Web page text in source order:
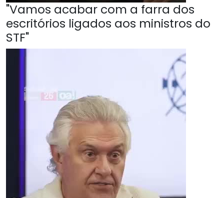
"Vamos acabar com a farra dos
escritórios ligados aos ministros do
STF"